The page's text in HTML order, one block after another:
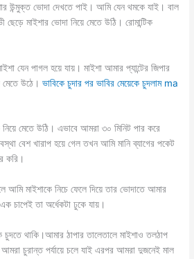
উন্মুক্ত ভোদা দেখতে পাই। আমি যেন থমকে যাই। বাল
ছেড়ে মাইশার ভোদা নিয়ে মেতে উঠি। রোমান্টিক
যেন পাগল হয়ে যায়। মাইশা আমার প্যান্টের জিপার
মেতে উঠে।ভাবিকে চুদার পর ভাবির মেয়েকে চুদলাম ma
মেতে উঠি। এভাবে আমরা ৩০ মিনিট পার করে
বেশ খারাপ হয়ে গেল তখন আমি মানি ব্যাগের পকেট
করি।
আমি মাইশাকে নিচে ফেলে দিয়ে তার ভোদাতে আমার
চাপেই তা অর্ধেকটা ঢুকে যায়।
থাকি।আমার ঠাপার তালেতালে মাইশাও তলঠাপ
চুরান্ত পর্যায়ে চলে যাই এরপর আমরা দুজনেই মাল